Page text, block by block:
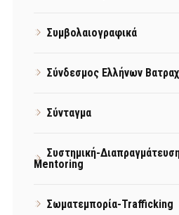
Συμβολαιογραφικά
Σύνδεσμος Ελλήνων
Σύνταγμα
Συστημική-
Mentoring
Σωματεμπορία-Trafficking